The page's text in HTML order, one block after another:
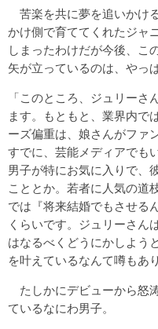
苦楽を共に夢を追いかけ
かけ側で育ててくれたジャ
しまったわけだが今後、こ
矢が立っているのは、やっ
「このところ、ジュリー
ます。もともと、業界内で
ーズ偏重は、娘さんがファ
すでに、芸能メディアでも
男子が特にお気に入りで、
こととか。若者に人気の道
では『将来結婚でもさせる
くらいです。ジュリーさん
はなるべくどうにかしよう
を叶えているなんて噂もあ
たしかにデビューから怒
ているなにわ男子。